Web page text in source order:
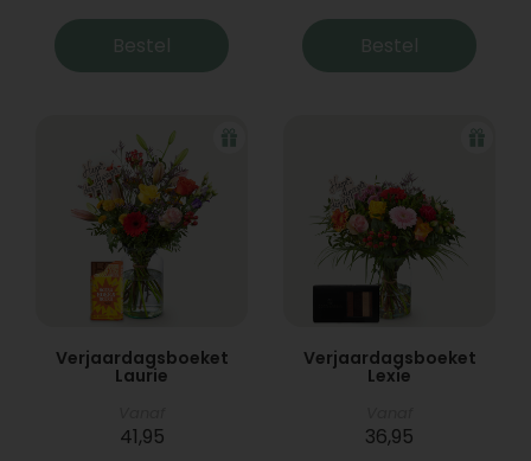
Bestel Bestel
Verjaardagsboeket
Laurie
41,95
Verjaardagsboeket
Lexie
36,95